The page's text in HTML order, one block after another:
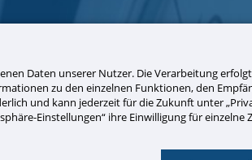
Social Media
Daten unserer Nutzer. Die Verarbeitung
zu den einzelnen Funktionen, den
und kann jederzeit für die Zukunft unter
Einstellungen“ ihre Einwilligung für einzelne